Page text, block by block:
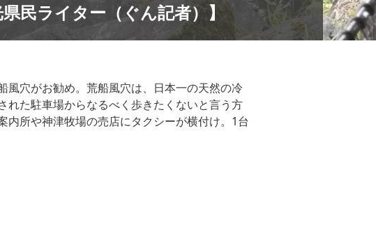
民ライター（ぐん記者）】
風穴がお勧め。荒船風穴は、日本一の天然の冷
れた駐車場からなるべく歩きたくないと言う方
所や神津牧場の売店にタクシーが横付け。1台